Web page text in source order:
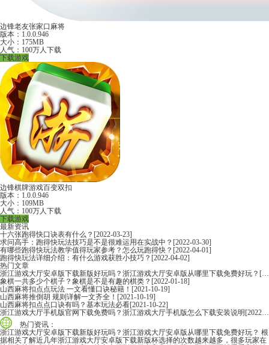
边锋老友张家口麻将
版本：1.0.0.946
大小：175MB
人气：100万人下载
下载游戏
边锋棋牌游戏百变双扣
版本：1.0.0.946
大小：109MB
人气：100万人下载
下载游戏
最新资讯
十六张跑得快口诀表有什么？ [2022-03-23]
求问高手：跑得快玩法技巧是不是很难运用在实战中？ [2022-03-30]
有哪些跑得快玩法教学值得玩家参考？怎么玩跑得快？ [2022-04-01]
跑得快玩法详细介绍：有什么游戏获胜小技巧？ [2022-04-02]
热门文章
浙江游戏大厅安卓版下载新版好玩吗？浙江游戏大厅安卓版从哪里下载免费好玩？ [2022-06-16]
象棋一共多少个棋子？象棋是不是有趣的棋类？ [2022-01-18]
山西麻将扣点点玩法 一文看懂口诀秘籍！ [2021-10-19]
山西麻将推倒胡 规则详解一文齐全！ [2021-10-19]
山西麻将扣点点口诀有吗？基本玩法必看[2021-10-22]
浙江游戏大厅手机版官网下载免费吗？浙江游戏大厅手机版怎么下载安装说明 [2022-06-16]
热门资讯：
浙江游戏大厅安卓版下载新版好玩吗？浙江游戏大厅安卓版从哪里下载免费好玩？ 根
据相关了解近几年浙江游戏大厅安卓版下载新版杯选择的次数越来越多，很多玩家在